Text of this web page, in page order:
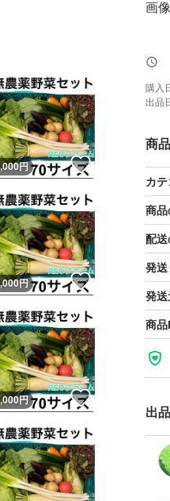
画
野
に
じ
玉
ト
に
小
ナス
ズ
サ
キ
白菜
ほ
ケ
購入
出品
商
カテ
商品
配送
発送
発送
商品
出
！
円 いいね！
！
円 いいね！
！
円 いいね！